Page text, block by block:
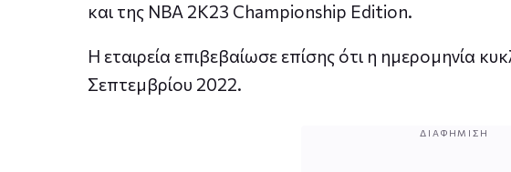
και της NBA 2K23 Championship Edition.
Η εταιρεία επιβεβαίωσε επίσης ότι η ημερομηνία
Σεπτεμβρίου 2022.
ΔΙΑΦΉΜΙΣΗ